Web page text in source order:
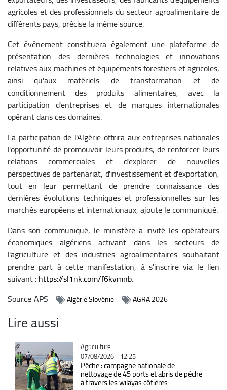
agricoles et des professionnels du secteur agroalimentaire de
différents pays, précise la même source.
Cet événement constituera également une plateforme de
présentation des dernières technologies et innovations
relatives aux machines et équipements forestiers et agricoles,
ainsi qu'aux matériels de transformation et de
conditionnement des produits alimentaires, avec la
participation d'entreprises et de marques internationales
opérant dans ces domaines.
La participation de l'Algérie offrira aux entreprises nationales
l'opportunité de promouvoir leurs produits, de renforcer leurs
relations commerciales et d'explorer de nouvelles
perspectives de partenariat, d'investissement et d'exportation,
tout en leur permettant de prendre connaissance des
dernières évolutions techniques et professionnelles sur les
marchés européens et internationaux, ajoute le communiqué.
Dans son communiqué, le ministère a invité les opérateurs
économiques algériens activant dans les secteurs de
l'agriculture et des industries agroalimentaires souhaitant
prendre part à cette manifestation, à s'inscrire via le lien
suivant :https://sl1nk.com/f6kvmnb.
SourceAPS Algérie Slovénie AGRA 2026
Lire aussi
Catégorie
Agriculture
07/08/2026 - 12:25
Pêche : campagne nationale de
nettoyage de 45 ports et abris de pêche
à travers les wilayas côtières